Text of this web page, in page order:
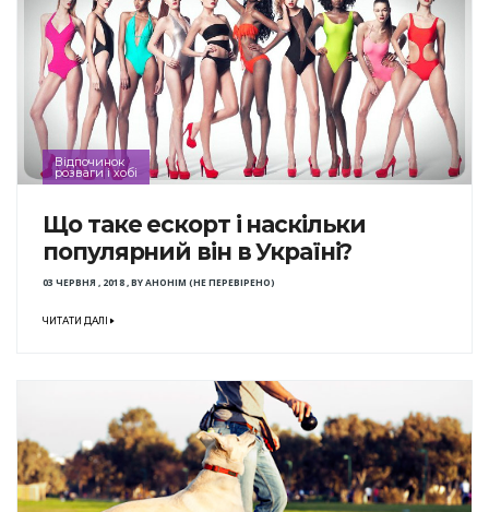
Відпочинок
розваги і хобі
Що таке ескорт і наскільки
популярний він в Україні?
03 ЧЕРВНЯ , 2018,BYАНОНІМ (НЕ ПЕРЕВІРЕНО)
ЧИТАТИ ДАЛІ